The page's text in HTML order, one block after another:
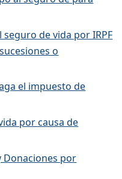
de vida por IRPF
o
el impuesto de
por causa de
Donaciones por